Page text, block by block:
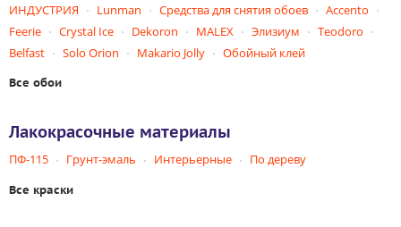
ИНДУСТРИЯ Lunman Средства для снятия обоев
Accento
Feerie
Crystal Ice Dekoron MALEX Элизиум
Teodoro
Belfast
Solo Orion Makario Jolly Обойный клей
Все обои
Лакокрасочные материалы
ПФ-115 Грунт-эмаль Интерьерные По дереву
Все краски